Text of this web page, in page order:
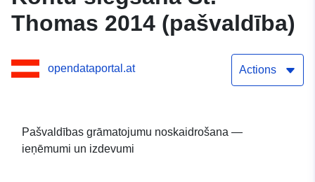
Thomas 2014 (pašvaldība)
opendataportal.at Actions
Pašvaldības grāmatojumu noskaidrošana —
ieņēmumi un izdevumi